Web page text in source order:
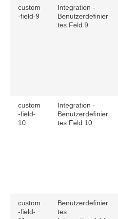
custom
-field-9
Integration -
Benutzerdefinier
tes Feld 9
custom
-field-
10
Integration -
Benutzerdefinier
tes Feld 10
custom
-field-
Benutzerdefinier
tes